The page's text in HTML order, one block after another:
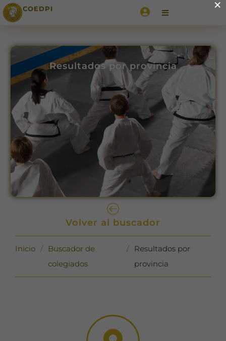
COEDPI
Resultados por provincia
Volver al buscador
Inicio / Buscador de
colegiados
/
Resultados por
provincia
×